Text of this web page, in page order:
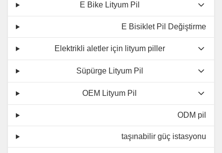
E Bike Lityum Pil
E Bisiklet Pil Değiştirme
Elektrikli aletler için lityum piller
Süpürge Lityum Pil
OEM Lityum Pil
ODM pil
taşınabilir güç istasyonu